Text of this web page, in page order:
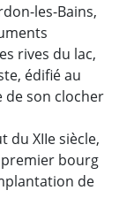
les-Bains,
rives du lac,
édifié au
de son clocher
du XIIe siècle,
bourg
de